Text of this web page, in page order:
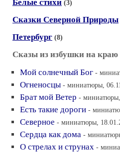
Белые стихи (3)
Сказки Северной Природы
Петербург (8)
Сказы из избушки на краю
Мой солнечный Бог -
Огненосцы - миниатюры,
Брат мой Ветер - миниатюры,
Есть такие дороги -
Северное - миниатюры,
Сердца как дома -
О стрелах и струнах -